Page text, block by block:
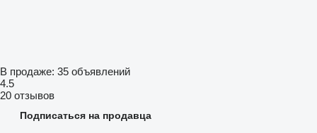
В продаже: 35 объявлений
4.5
20 отзывов
Подписаться на продавца